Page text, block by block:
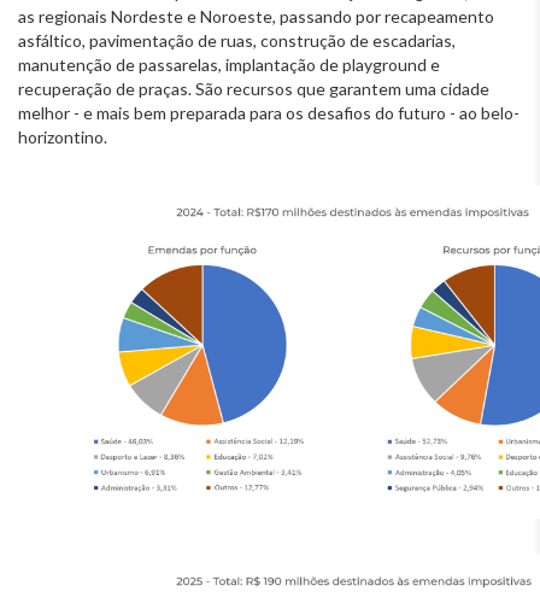
as regionais Nordeste e Noroeste, passando por recapeamento
asfáltico, pavimentação de ruas, construção de escadarias,
manutenção de passarelas, implantação de playground e
recuperação de praças. São recursos que garantem uma cidade
melhor - e mais bem preparada para os desafios do futuro - ao belo-
horizontino.